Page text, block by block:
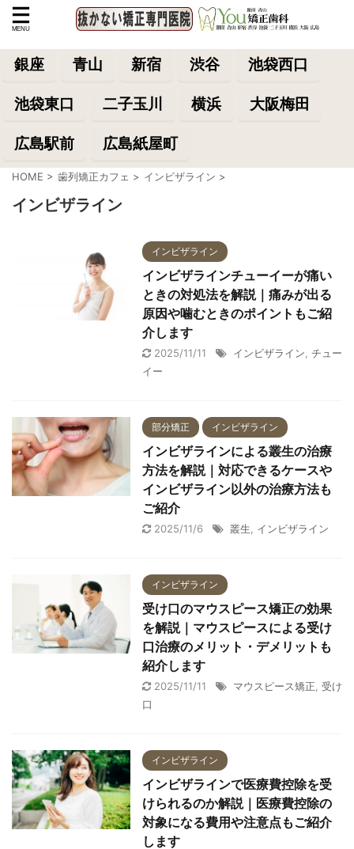
銀座 青山 新宿 渋谷 池袋西口
池袋東口 二子玉川 横浜 大阪梅田
広島駅前 広島紙屋町
HOME > 歯列矯正カフェ > インビザライン >
インビザライン
インビザライン
インビザラインチューイーが痛い
ときの対処法を解説｜痛みが出る
原因や噛むときのポイントもご紹
介します
2025/11/11 インビザライン チュー
イー
部分矯正 インビザライン
インビザラインによる叢生の治療
方法を解説｜対応できるケースや
インビザライン以外の治療方法も
ご紹介
2025/11/6 叢生 インビザライン
インビザライン
受け口のマウスピース矯正の効果
を解説｜マウスピースによる受け
口治療のメリット・デメリットも
紹介します
2025/11/11 マウスピース矯正 受け
口
インビザライン
インビザラインで医療費控除を受
けられるのか解説｜医療費控除の
対象になる費用や注意点もご紹介
します